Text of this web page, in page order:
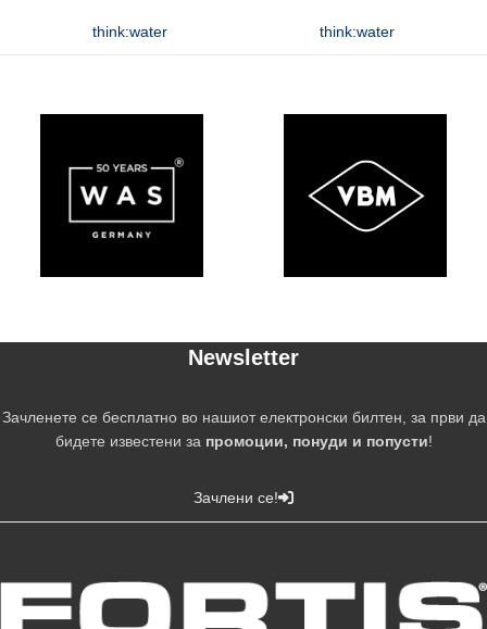
think:water think:water
Newsletter
Зачленете се бесплатно во нашиот електронски билтен, за први да
бидете известени за промоции, понуди и попусти!
Зачлени се!